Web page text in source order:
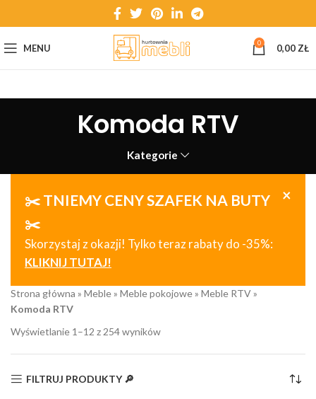
MENU 0 0,00 ZŁ
Komoda RTV
Kategorie
×
✂️ TNIEMY CENY SZAFEK NA BUTY
✂️
Skorzystaj z okazji! Tylko teraz rabaty do -35%:
KLIKNIJ TUTAJ!
Strona główna » Meble» Meble pokojowe» Meble RTV»
Komoda RTV
Wyświetlanie 1–12 z 254 wyników
FILTRUJ PRODUKTY 🔎